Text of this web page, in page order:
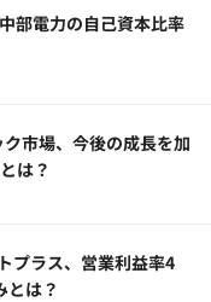
部電力の自己資本比率
市場、今後の成長を加
は？
プラス、営業利益率4
とは？